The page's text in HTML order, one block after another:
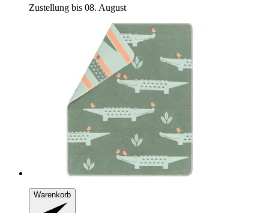
Zustellung bis 08. August
Warenkorb